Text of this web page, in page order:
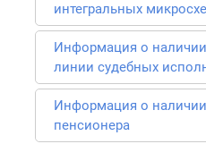
интегральных
Информация о
линии судебных
Информация о
пенсионера